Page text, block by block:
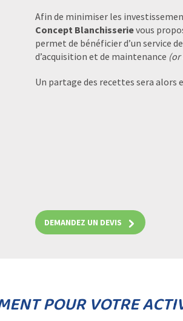
Afin de minimiser les
Concept Blanchisserievous
permet de bénéficier d’un service de
d’acquisition et de maintenance (or
Un partage des recettes sera
DEMANDEZ UN DEVIS
POUR VOTRE